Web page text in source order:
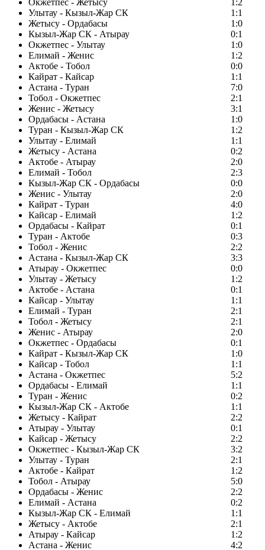
Окжетпес - Жетысу
1:2
Улытау - Кызыл-Жар СК
1:1
Жетысу - Ордабасы
1:0
Кызыл-Жар СК - Атырау
0:1
Окжетпес - Улытау
1:0
Елимай - Женис
1:2
Актобе - Тобол
0:0
Кайрат - Кайсар
1:1
Астана - Туран
7:0
Тобол - Окжетпес
2:1
Женис - Жетысу
3:1
Ордабасы - Астана
1:0
Туран - Кызыл-Жар СК
1:2
Улытау - Елимай
1:1
Жетысу - Астана
0:2
Актобе - Атырау
2:0
Елимай - Тобол
2:3
Кызыл-Жар СК - Ордабасы
0:0
Женис - Улытау
2:0
Кайрат - Туран
4:0
Кайсар - Елимай
1:2
Ордабасы - Кайрат
0:1
Туран - Актобе
0:3
Тобол - Женис
2:2
Астана - Кызыл-Жар СК
3:3
Атырау - Окжетпес
0:0
Улытау - Жетысу
1:2
Актобе - Астана
0:1
Кайсар - Улытау
1:1
Елимай - Туран
2:1
Тобол - Жетысу
2:1
Женис - Атырау
2:0
Окжетпес - Ордабасы
0:1
Кайрат - Кызыл-Жар СК
1:0
Кайсар - Тобол
1:1
Астана - Окжетпес
5:2
Ордабасы - Елимай
1:1
Туран - Женис
0:2
Кызыл-Жар СК - Актобе
1:1
Жетысу - Кайрат
2:2
Атырау - Улытау
0:1
Кайсар - Жетысу
2:2
Окжетпес - Кызыл-Жар СК
3:2
Улытау - Туран
2:1
Актобе - Кайрат
1:2
Тобол - Атырау
5:0
Ордабасы - Женис
2:2
Елимай - Астана
0:2
Кызыл-Жар СК - Елимай
1:1
Жетысу - Актобе
2:1
Атырау - Кайсар
1:2
Астана - Женис
4:2